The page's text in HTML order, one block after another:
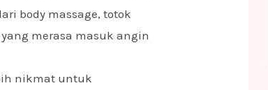
body massage, totok
merasa masuk angin
nikmat untuk